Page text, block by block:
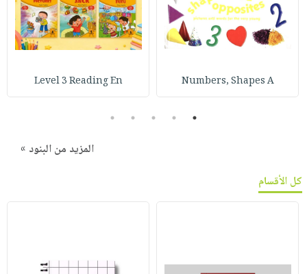
Numbers, Shapes A
Level 3 Reading En
1
2
3
4
5
المزيد من البنود »
كل الأقسام